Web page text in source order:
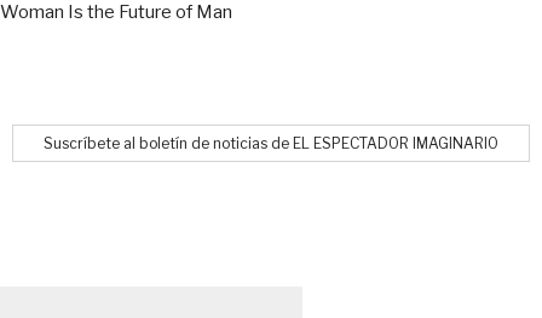
Woman Is the Future of Man
Suscríbete al boletín de noticias de EL ESPECTADOR IMAGINARIO